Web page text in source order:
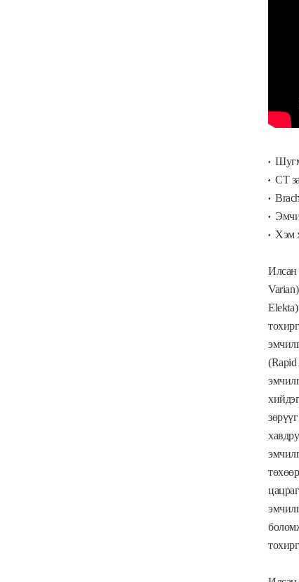
CT
Хэм
Илсан
(Rapid